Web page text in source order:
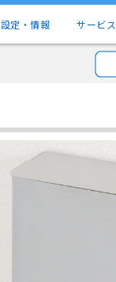
設定・情報 サービス